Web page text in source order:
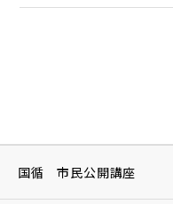
国循 市民公開講座